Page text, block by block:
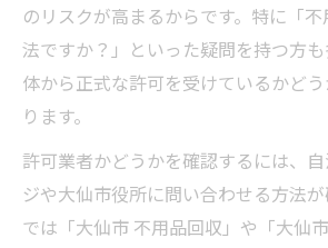
のリスクが高まるからです。特に「
法ですか？」といった疑問を持つ方
体から正式な許可を受けているかど
ります。
許可業者かどうかを確認するには、
ジや大仙市役所に問い合わせる方法
では「大仙市 不用品回収」や「大仙